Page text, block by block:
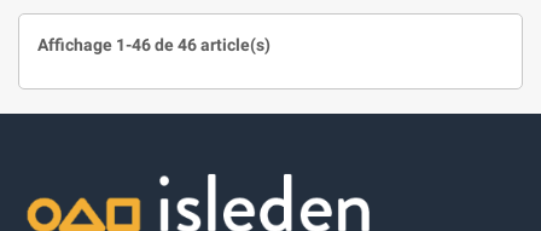
Affichage 1-46 de 46 article(s)